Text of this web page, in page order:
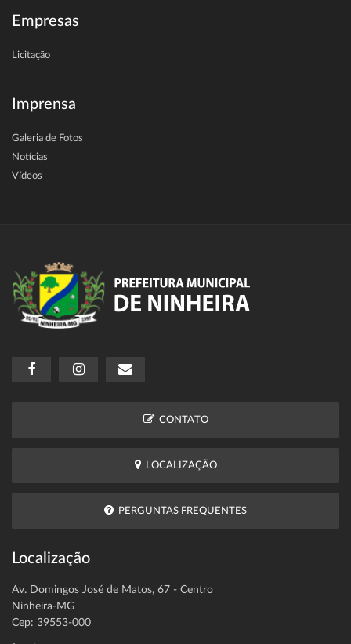
Empresas
Licitação
Imprensa
Galeria de Fotos
Notícias
Vídeos
CONTATO
LOCALIZAÇÃO
PERGUNTAS FREQUENTES
Localização
Av. Domingos José de Matos, 67 - Centro
Ninheira-MG
Cep: 39553-000